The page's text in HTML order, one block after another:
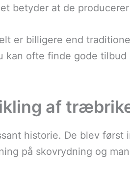
betyder at de producerer
er billigere end
kan ofte finde gode
af
historie. De blev først
på skovrydning og